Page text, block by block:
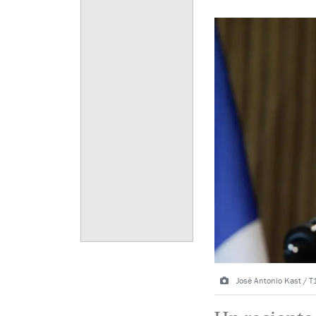
Josè Antonio Kast /